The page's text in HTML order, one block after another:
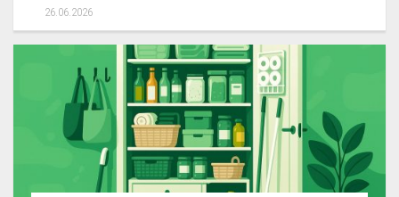
26.06.2026